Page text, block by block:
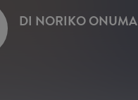
DI NORIKO ONUMA